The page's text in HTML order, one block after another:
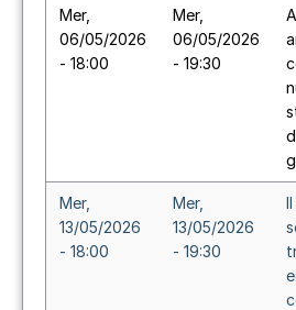
Mer,
06/05/2026
- 18:00
Mer,
06/05/2026
- 19:30
Mer,
13/05/2026
- 18:00
Mer,
13/05/2026
- 19:30